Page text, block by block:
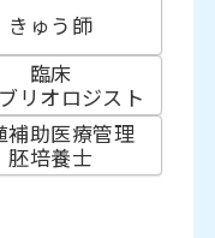
きゅう師
臨床
リオロジスト
補助医療管理
胚培養士